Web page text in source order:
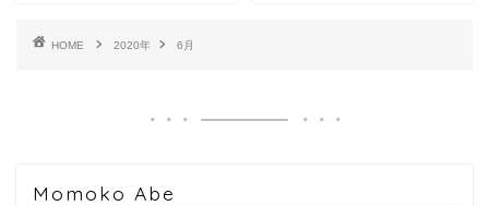
HOME 2020年 6月
Momoko Abe